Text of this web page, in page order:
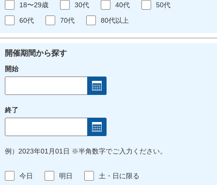
18〜29歳
30代 40代
50代
60代
70代 80代以上
開催期間から探す
開始
終了
例）2023年01月01日 ※半角数字でご入力ください。
今日 明日
土・日に限る